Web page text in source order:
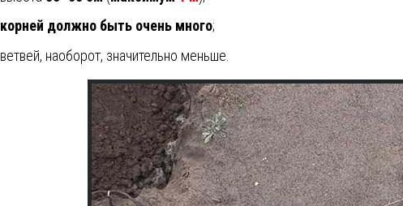
корней должно быть очень много;
ветвей, наоборот, значительно меньше.